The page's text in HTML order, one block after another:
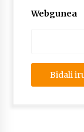
Webgunea